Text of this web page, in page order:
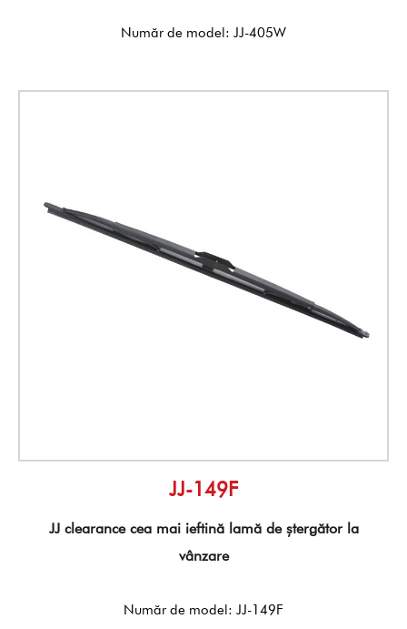
Număr de model: JJ-405W
JJ-149F
JJ clearance cea mai ieftină lamă de ștergător la
vânzare
Număr de model: JJ-149F